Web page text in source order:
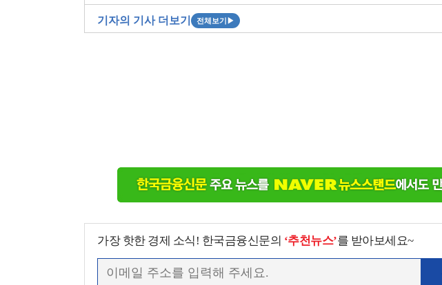
기자의 기사 더보기 전체보기 ▶
가장 핫한 경제 소식! 한국금융신문의 ‘추천뉴스’를 받아보세요~